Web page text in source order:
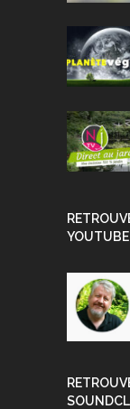
YOUTUBE